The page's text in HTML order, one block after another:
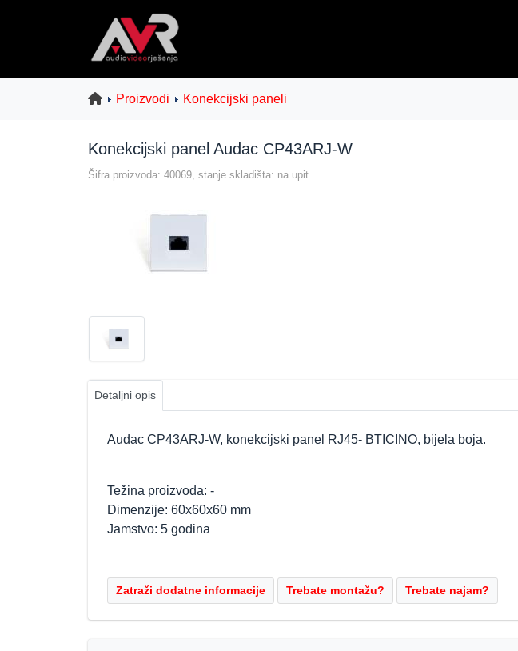
Proizvodi Konekcijski paneli
Konekcijski panel Audac CP43ARJ-W
Šifra proizvoda: 40069, stanje skladišta: na upit
Detaljni opis
Audac CP43ARJ-W, konekcijski panel RJ45- BTICINO, bijela boja.
Težina proizvoda: -
Dimenzije: 60x60x60 mm
Jamstvo: 5 godina